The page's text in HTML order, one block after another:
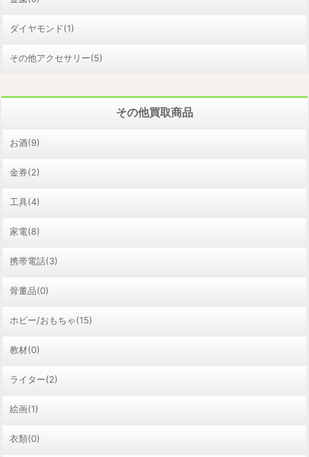
ダイヤモンド(1)
その他アクセサリー(5)
その他買取商品
お酒(9)
金券(2)
工具(4)
家電(8)
携帯電話(3)
骨董品(0)
ホビー/おもちゃ(15)
教材(0)
ライター(2)
絵画(1)
衣類(0)